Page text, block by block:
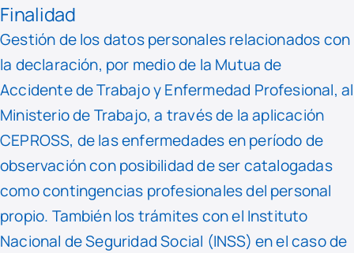
Finalidad
Gestión de los datos personales relacionados con
la declaración, por medio de la Mutua de
Accidente de Trabajo y Enfermedad Profesional, al
Ministerio de Trabajo, a través de la aplicación
CEPROSS, de las enfermedades en período de
observación con posibilidad de ser catalogadas
como contingencias profesionales del personal
propio. También los trámites con el Instituto
Nacional de Seguridad Social (INSS) en el caso de